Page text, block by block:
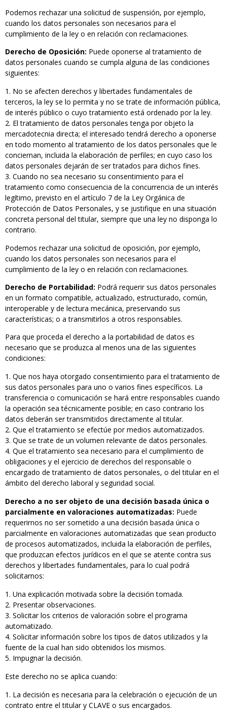
Podemos rechazar una solicitud de suspensión, por ejemplo,
cuando los datos personales son necesarios para el
cumplimiento de la ley o en relación con reclamaciones.
Derecho de Oposición: Puede oponerse al tratamiento de
datos personales cuando se cumpla alguna de las condiciones
siguientes:
No se afecten derechos y libertades fundamentales de
terceros, la ley se lo permita y no se trate de información pública,
de interés público o cuyo tratamiento está ordenado por la ley.
El tratamiento de datos personales tenga por objeto la
mercadotecnia directa; el interesado tendrá derecho a oponerse
en todo momento al tratamiento de los datos personales que le
conciernan, incluida la elaboración de perfiles; en cuyo caso los
datos personales dejarán de ser tratados para dichos fines.
Cuando no sea necesario su consentimiento para el
tratamiento como consecuencia de la concurrencia de un interés
legítimo, previsto en el artículo 7 de la Ley Orgánica de
Protección de Datos Personales, y se justifique en una situación
concreta personal del titular, siempre que una ley no disponga lo
contrario.
Podemos rechazar una solicitud de oposición, por ejemplo,
cuando los datos personales son necesarios para el
cumplimiento de la ley o en relación con reclamaciones.
Derecho de Portabilidad: Podrá requerir sus datos personales
en un formato compatible, actualizado, estructurado, común,
interoperable y de lectura mecánica, preservando sus
características; o a transmitirlos a otros responsables.
Para que proceda el derecho a la portabilidad de datos es
necesario que se produzca al menos una de las siguientes
condiciones:
Que nos haya otorgado consentimiento para el tratamiento de
sus datos personales para uno o varios fines específicos. La
transferencia o comunicación se hará entre responsables cuando
la operación sea técnicamente posible; en caso contrario los
datos deberán ser transmitidos directamente al titular.
Que el tratamiento se efectúe por medios automatizados.
Que se trate de un volumen relevante de datos personales.
Que el tratamiento sea necesario para el cumplimiento de
obligaciones y el ejercicio de derechos del responsable o
encargado de tratamiento de datos personales, o del titular en el
ámbito del derecho laboral y seguridad social.
Derecho a no ser objeto de una decisión basada única o
parcialmente en valoraciones automatizadas: Puede
requerirnos no ser sometido a una decisión basada única o
parcialmente en valoraciones automatizadas que sean producto
de procesos automatizados, incluida la elaboración de perfiles,
que produzcan efectos jurídicos en el que se atente contra sus
derechos y libertades fundamentales, para lo cual podrá
solicitarnos:
Una explicación motivada sobre la decisión tomada.
Presentar observaciones.
Solicitar los criterios de valoración sobre el programa
automatizado.
Solicitar información sobre los tipos de datos utilizados y la
fuente de la cual han sido obtenidos los mismos.
Impugnar la decisión.
Este derecho no se aplica cuando:
La decisión es necesaria para la celebración o ejecución de un
contrato entre el titular y CLAVE o sus encargados.